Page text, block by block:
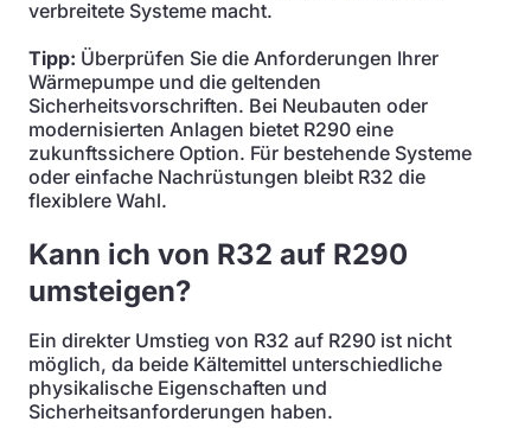
verbreitete Systeme macht.
Tipp: Überprüfen Sie die Anforderungen Ihrer
Wärmepumpe und die geltenden
Sicherheitsvorschriften. Bei Neubauten oder
modernisierten Anlagen bietet R290 eine
zukunftssichere Option. Für bestehende Systeme
oder einfache Nachrüstungen bleibt R32 die
flexiblere Wahl.
Kann ich von R32 auf R290
umsteigen?
Ein direkter Umstieg von R32 auf R290 ist nicht
möglich, da beide Kältemittel unterschiedliche
physikalische Eigenschaften und
Sicherheitsanforderungen haben.